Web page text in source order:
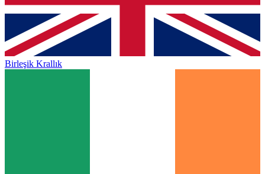
Birleşik Krallık